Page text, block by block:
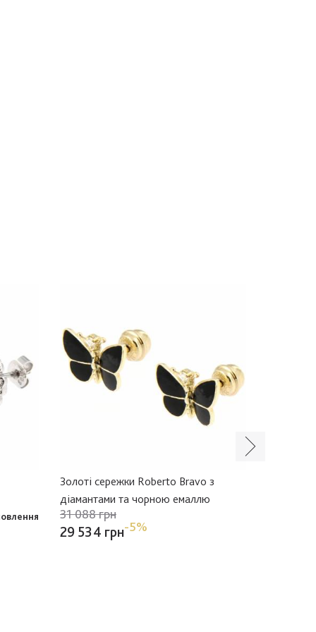
Золоті сережки Roberto Bravo з
діамантами та чорною емаллю
31 088 грн
29 534 грн-5%